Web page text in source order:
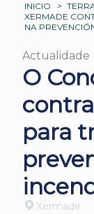
INICIO >
XERMADE
NA
Actualidade
O
para
Xermade